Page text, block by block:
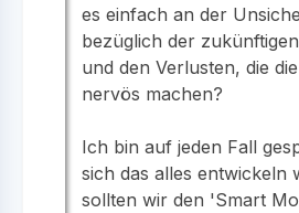
es einfach an der
bezüglich der
und den Verlusten, die
nervös machen?
Ich bin auf jeden Fall
sich das alles entwickeln
sollten wir den 'Smart